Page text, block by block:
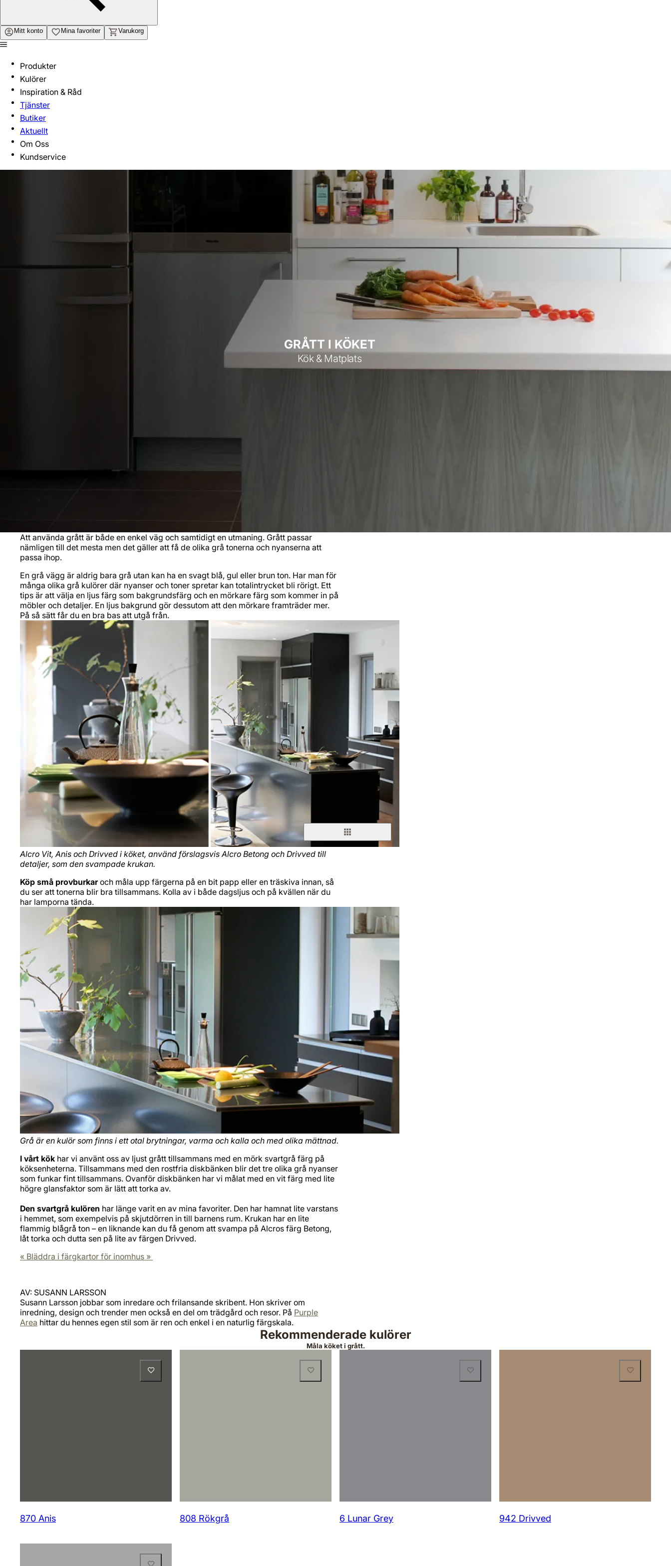
Mitt konto Mina favoriter Varukorg
Produkter
Kulörer
Inspiration & Råd
Tjänster
Butiker
Aktuellt
Om Oss
Kundservice
GRÅTT I KÖKET
Kök & Matplats
Att använda grått är både en enkel väg och samtidigt en utmaning. Grått passar
nämligen till det mesta men det gäller att få de olika grå tonerna och nyanserna att
passa ihop.
En grå vägg är aldrig bara grå utan kan ha en svagt blå, gul eller brun ton. Har man för
många olika grå kulörer där nyanser och toner spretar kan totalintrycket bli rörigt. Ett
tips är att välja en ljus färg som bakgrundsfärg och en mörkare färg som kommer in på
möbler och detaljer. En ljus bakgrund gör dessutom att den mörkare framträder mer.
På så sätt får du en bra bas att utgå från.
Alcro Vit, Anis och Drivved i köket, använd förslagsvis Alcro Betong och Drivved till
detaljer, som den svampade krukan.
Köp små provburkaroch måla upp färgerna på en bit papp eller en träskiva innan, så
du ser att tonerna blir bra tillsammans. Kolla av i både dagsljus och på kvällen när du
har lamporna tända.
Grå är en kulör som finns i ett otal brytningar, varma och kalla och med olika mättnad.
I vårt kök har vi använt oss av ljust grått tillsammans med en mörk svartgrå färg på
köksenheterna. Tillsammans med den rostfria diskbänken blir det tre olika grå nyanser
som funkar fint tillsammans. Ovanför diskbänken har vi målat med en vit färg med lite
högre glansfaktor som är lätt att torka av.
Den svartgrå kulören har länge varit en av mina favoriter. Den har hamnat lite varstans
i hemmet, som exempelvis på skjutdörren in till barnens rum. Krukan har en lite
flammig blågrå ton – en liknande kan du få genom att svampa på Alcros färg Betong,
låt torka och dutta sen på lite av färgen Drivved.
« Bläddra i färgkartor för inomhus »
AV: SUSANN LARSSON
Susann Larsson jobbar som inredare och frilansande skribent. Hon skriver om
inredning, design och trender men också en del om trädgård och resor. På Purple
Area hittar du hennes egen stil som är ren och enkel i en naturlig färgskala.
Rekommenderade kulörer
Måla köket i grått.
870 Anis 808 Rökgrå 6 Lunar Grey 942 Drivved